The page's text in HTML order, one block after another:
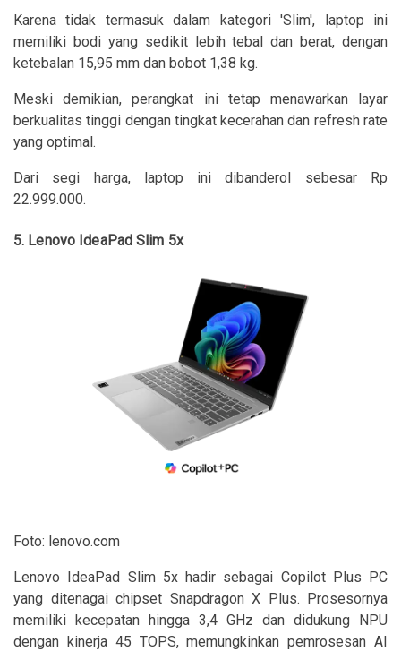
Karena tidak termasuk dalam kategori 'Slim', laptop ini
memiliki bodi yang sedikit lebih tebal dan berat, dengan
ketebalan 15,95 mm dan bobot 1,38 kg.
Meski demikian, perangkat ini tetap menawarkan layar
berkualitas tinggi dengan tingkat kecerahan dan refresh rate
yang optimal.
Dari segi harga, laptop ini dibanderol sebesar Rp
22.999.000.
5. Lenovo IdeaPad Slim 5x
Foto: lenovo.com
Lenovo IdeaPad Slim 5x hadir sebagai Copilot Plus PC
yang ditenagai chipset Snapdragon X Plus. Prosesornya
memiliki kecepatan hingga 3,4 GHz dan didukung NPU
dengan kinerja 45 TOPS, memungkinkan pemrosesan AI